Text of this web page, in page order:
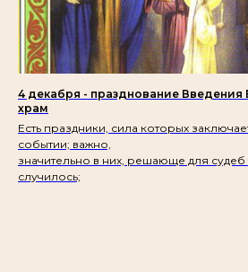
4 декабря - празднование
храм
Есть праздники, сила которых
событии; важно,
значительно в них, решающе для судеб
случилось;